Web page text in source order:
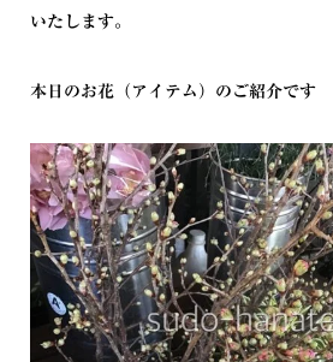
いたします。
本日のお花（アイテム）のご紹介です